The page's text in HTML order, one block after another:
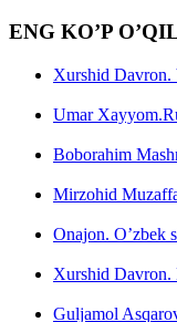
ENG KO’P
Xurshid Davron.
Umar
Boborahim
Mirzohid
Onajon. O’zbek
Xurshid Davron.
Guljamol